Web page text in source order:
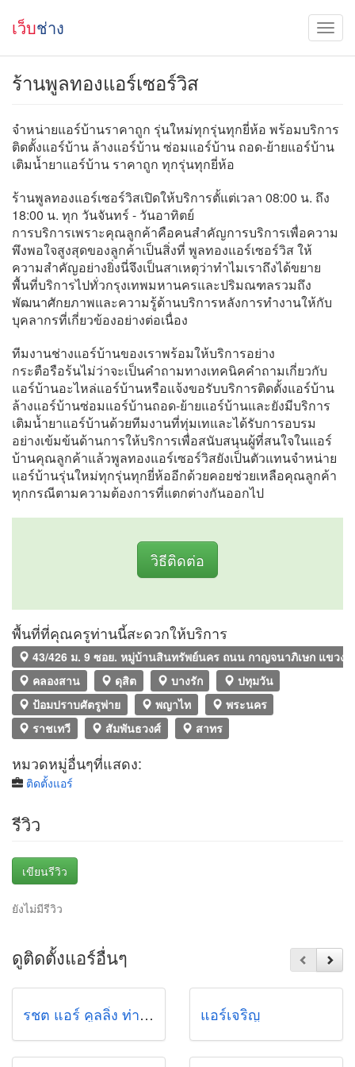
เว็บช่าง
ร้านพูลทองแอร์เซอร์วิส
จำหน่ายแอร์บ้านราคาถูก รุ่นใหม่ทุกรุ่นทุกยี่ห้อ พร้อมบริการ
ติดตั้งแอร์บ้าน ล้างแอร์บ้าน ซ่อมแอร์บ้าน ถอด-ย้ายแอร์บ้าน
เติมน้ำยาแอร์บ้าน ราคาถูก ทุกรุ่นทุกยี่ห้อ
ร้านพูลทองแอร์เซอร์วิสเปิดให้บริการตั้แต่เวลา 08:00 น. ถึง
18:00 น. ทุก วันจันทร์ - วันอาทิตย์
การบริการเพราะคุณลูกค้าคือคนสำคัญการบริการเพื่อความ
พึงพอใจสูงสุดของลูกค้าเป็นสิ่งที่ พูลทองแอร์เซอร์วิส ให้
ความสำคัญอย่างยิ่งนี่จึงเป็นสาเหตุว่าทำไมเราถึงได้ขยาย
พื้นที่บริการไปทั่วกรุงเทพมหานครและปริมณฑลรวมถึง
พัฒนาศักยภาพและความรู้ด้านบริการหลังการทำงานให้กับ
บุคลากรที่เกี่ยวข้องอย่างต่อเนื่อง
ทีมงานช่างแอร์บ้านของเราพร้อมให้บริการอย่าง
กระตือรือร้นไม่ว่าจะเป็นคำถามทางเทคนิคคำถามเกี่ยวกับ
แอร์บ้านอะไหล่แอร์บ้านหรือแจ้งขอรับบริการติดตั้งแอร์บ้าน
ล้างแอร์บ้านซ่อมแอร์บ้านถอด-ย้ายแอร์บ้านและยังมีบริการ
เติมน้ำยาแอร์บ้านด้วยทีมงานที่ทุ่มเทและได้รับการอบรม
อย่างเข้มข้นด้านการให้บริการเพื่อสนับสนุนผู้ที่สนใจในแอร์
บ้านคุณลูกค้าแล้วพูลทองแอร์เซอร์วิสยังเป็นตัวแทนจำหน่าย
แอร์บ้านรุ่นใหม่ทุกรุ่นทุกยี่ห้ออีกด้วยคอยช่วยเหลือคุณลูกค้า
ทุกกรณีตามความต้องการที่แตกต่างกันออกไป
วิธีติดต่อ
พื้นที่ที่คุณครูท่านนี้สะดวกให้บริการ
43/426 ม. 9 ซอย. หมู่บ้านสินทรัพย์นคร ถนน กาญจนาภิเษก แขวง
คลองสาน
ดุสิต บางรัก
ปทุมวัน
ป้อมปราบศัตรูพ่าย
พญาไท
พระนคร
ราชเทวี
สัมพันธวงศ์ สาทร
หมวดหมู่อื่นๆที่แสดง:
ติดตั้งแอร์
รีวิว
เขียนรีวิว
ยังไม่มีรีวิว
ดูติดตั้งแอร์อื่นๆ
รชต แอร์ คูลลิ่ง ท่าอิฐ แอร์เจริญ